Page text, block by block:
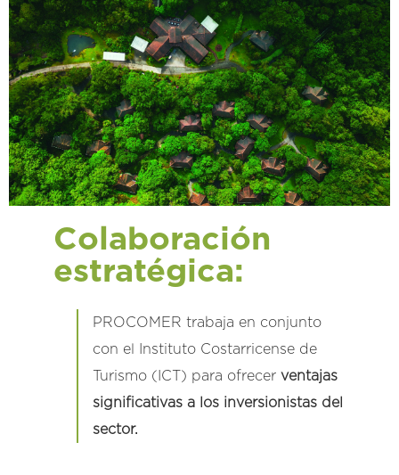
Colaboración
estratégica:
PROCOMER trabaja en conjunto
con el Instituto Costarricense de
Turismo (ICT) para ofrecer ventajas
significativas a los inversionistas del
sector.